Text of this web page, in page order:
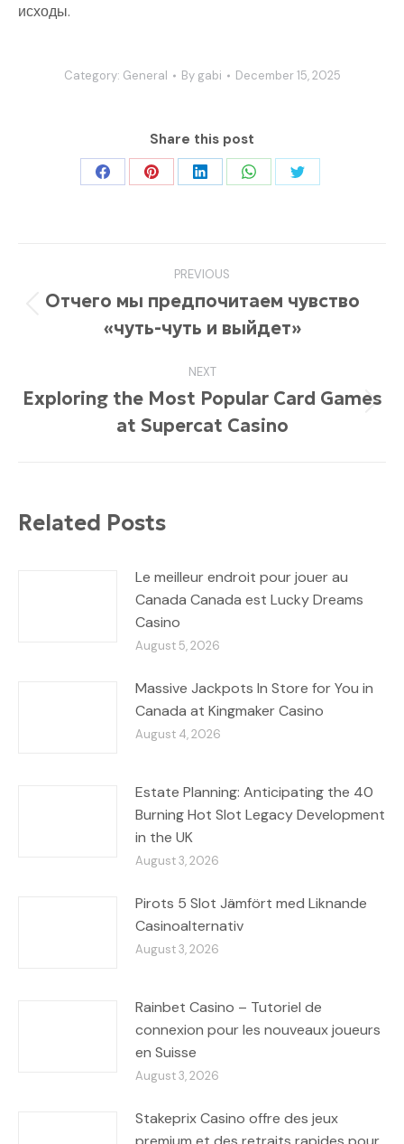
исходы.
Category: General By gabi December 15, 2025
Share this post
Share Share Share Share Share
navigation
PREVIOUS
Previous
post:
Отчего мы предпочитаем чувство
«чуть-чуть и выйдет»
NEXT
Next
post:
Exploring the Most Popular Card Games
at Supercat Casino
Related Posts
Le meilleur endroit pour jouer au
Canada Canada est Lucky Dreams
Casino
August 5, 2026
Massive Jackpots In Store for You in
Canada at Kingmaker Casino
August 4, 2026
Estate Planning: Anticipating the 40
Burning Hot Slot Legacy Development
in the UK
August 3, 2026
Pirots 5 Slot Jämfört med Liknande
Casinoalternativ
August 3, 2026
Rainbet Casino – Tutoriel de
connexion pour les nouveaux joueurs
en Suisse
August 3, 2026
Stakeprix Casino offre des jeux